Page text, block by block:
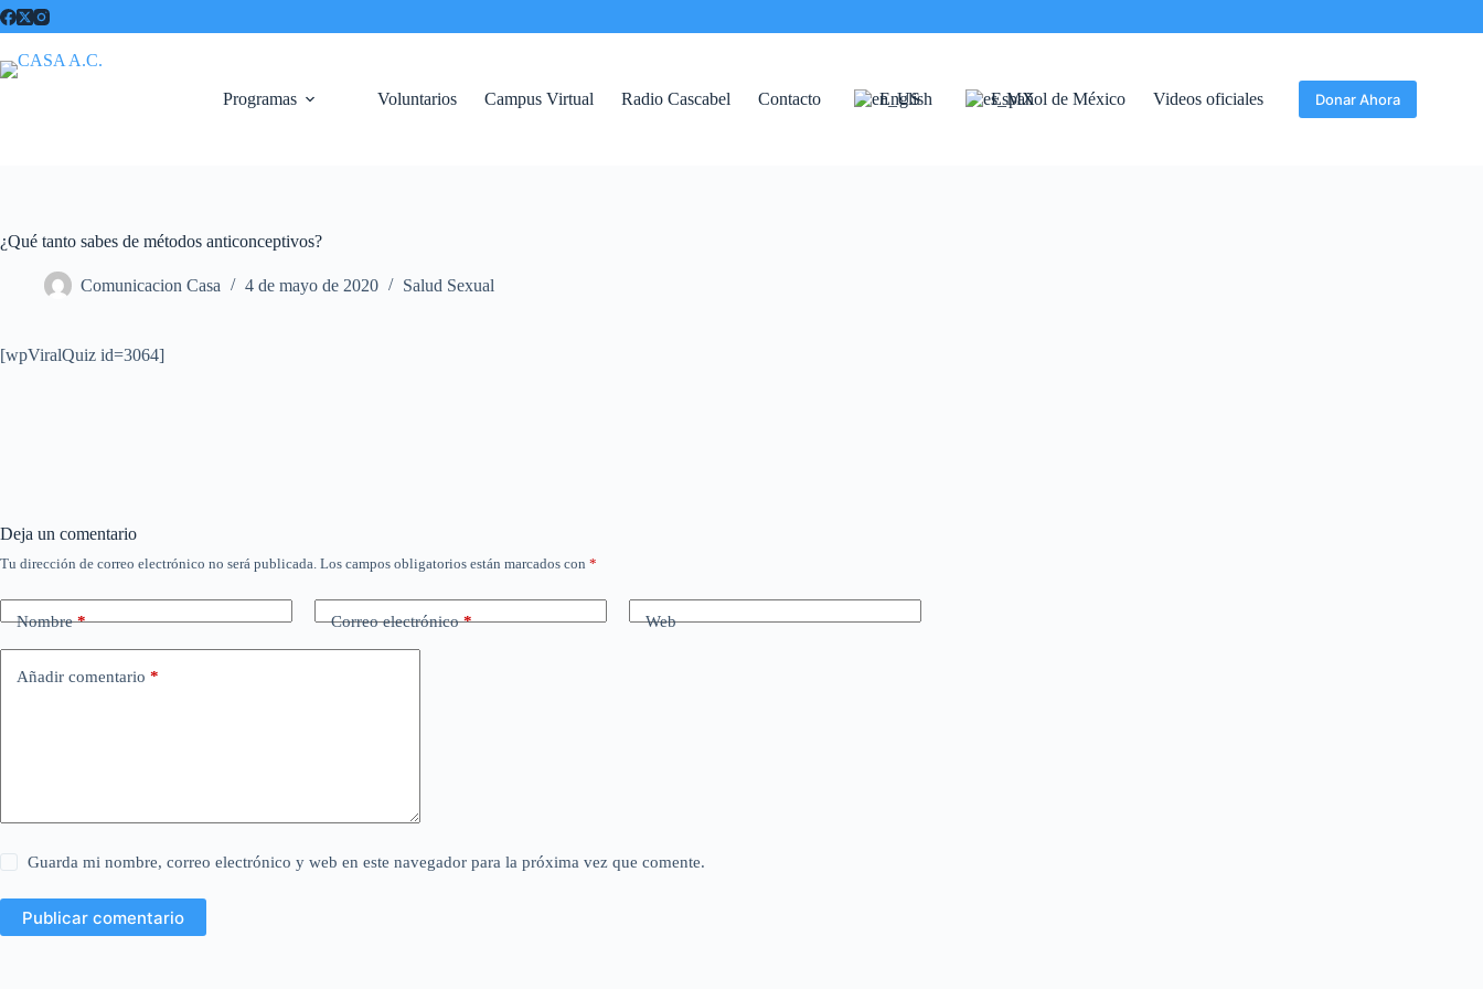
Saltar
al
Programas Voluntarios Campus Virtual Radio Cascabel Contacto English Español de México Videos oficiales Donar Ahora
¿Qué tanto sabes de métodos anticonceptivos?
Comunicacion Casa 4 de mayo de 2020 Salud Sexual
[wpViralQuiz id=3064]
Deja un comentario
Tu dirección de correo electrónico no será publicada. Los campos obligatorios están marcados con *
Nombre* Correo electrónico* Web
Añadir comentario *
Guarda mi nombre, correo electrónico y web en este navegador para la próxima vez que comente.
Publicar comentario